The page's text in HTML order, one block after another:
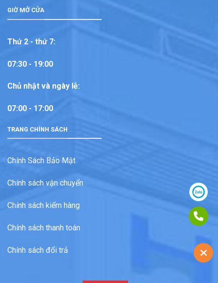
GIỜ MỞ CỬA
Thứ 2 - thứ 7:
07:30 - 19:00
Chủ nhật và ngày lễ:
07:00 - 17:00
TRANG CHÍNH SÁCH
Chính Sách Bảo Mật
Chính sách vận chuyển
Chính sách kiểm hàng
Chính sách thanh toán
Chính sách đổi trả